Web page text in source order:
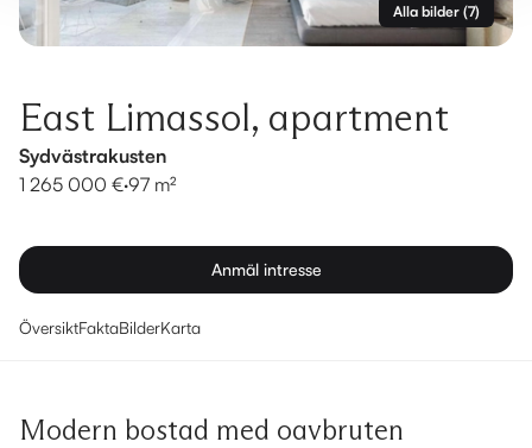
Alla bilder (7)
East Limassol, apartment
Sydvästrakusten
1 265 000 €·97 m²
Anmäl intresse
ÖversiktFaktaBilderKarta
Modern bostad med oavbruten